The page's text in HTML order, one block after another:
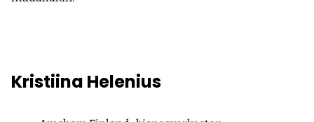
Kristiina Helenius